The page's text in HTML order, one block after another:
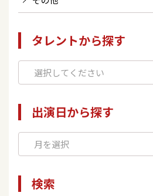
タレントから探す
出演日から探す
検索